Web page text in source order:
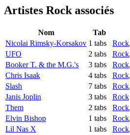
Artistes Rockassociés
Nom Tab
Nicolai Rimsky-Korsakov 1 tabs Rock,
UFO
2 tabs Rock,
Booker T. & the M.G.'s
3 tabs Rock,
Chris Isaak
4 tabs Rock,
Slash
7 tabs Rock,
Janis Joplin
3 tabs
Rock
Them
2 tabs Rock,
Elvin Bishop
1 tabs Rock,
Lil Nas X
1 tabs Rock,